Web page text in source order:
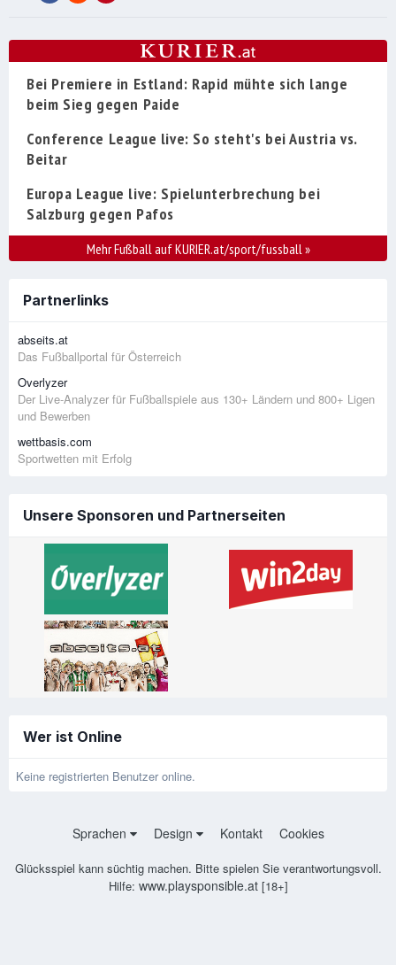
Bei Premiere in Estland: Rapid mühte sich lange
beim Sieg gegen Paide
Conference League live: So steht's bei Austria vs.
Beitar
Europa League live: Spielunterbrechung bei
Salzburg gegen Pafos
Mehr Fußball auf KURIER.at/sport/fussball»
Partnerlinks
abseits.at
Das Fußballportal für Österreich
Overlyzer
Der Live-Analyzer für Fußballspiele aus 130+ Ländern und 800+ Ligen
und Bewerben
wettbasis.com
Sportwetten mit Erfolg
Unsere Sponsoren und Partnerseiten
Wer ist Online
Keine registrierten Benutzer online.
Sprachen Design Kontakt Cookies
Glücksspiel kann süchtig machen. Bitte spielen Sie verantwortungsvoll.
Hilfe: www.playsponsible.at[18+]